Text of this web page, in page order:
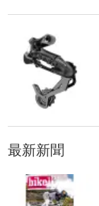
最新新聞